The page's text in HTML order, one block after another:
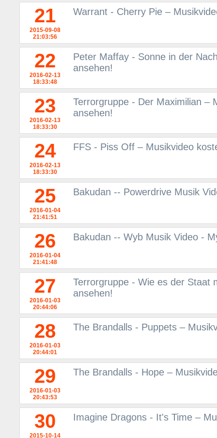
21
2015-09-08
21:03:56
Warrant - Cherry Pie –
22
2016-02-13
18:33:48
Peter Maffay - Sonne in der
ansehen!
23
2016-02-13
18:33:30
Terrorgruppe - Der Maximilian –
ansehen!
24
2016-02-13
18:33:30
FFS - Piss Off – Musikvideo
25
2016-01-04
21:41:51
Bakudan -- Powerdrive Musik
26
2016-01-04
21:41:48
Bakudan -- Wyb Musik Video -
27
2016-01-03
20:44:06
Terrorgruppe - Wie es der Staat
ansehen!
28
2016-01-03
20:44:01
The Brandalls - Puppets –
29
2016-01-03
20:43:53
The Brandalls - Hope –
30
2015-10-14
Imagine Dragons - It's Time –